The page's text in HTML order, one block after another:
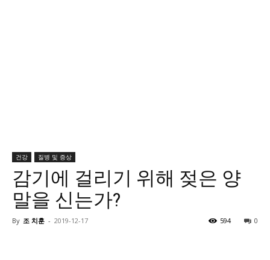
건강 질병 및 증상
감기에 걸리기 위해 젖은 양
말을 신는가?
By 조 치훈 - 2019-12-17 0
594